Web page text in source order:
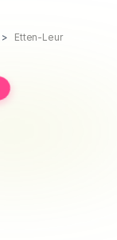
Etten-Leur